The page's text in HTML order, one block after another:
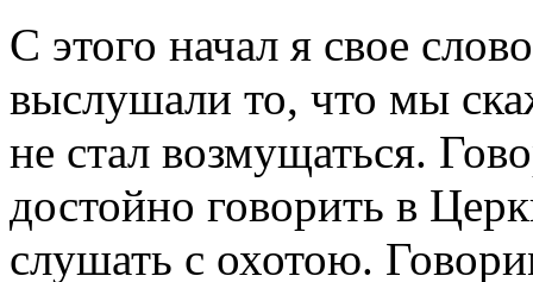
С этого начал я свое
выслушали то, что мы
не стал возмущаться.
достойно говорить в
слушать с охотою.